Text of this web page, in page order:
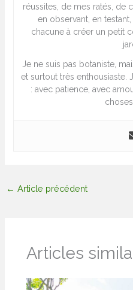
réussites, de mes ratés, de
en observant, en
chacune à créer un petit
Je ne suis pas botaniste,
et surtout très enthousiaste.
: avec patience, avec
← Article précédent
Articles